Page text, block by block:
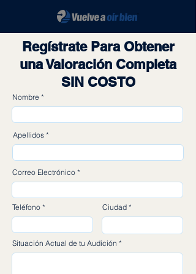
RegístratePara Obtener
una Valoración Completa
SIN COSTO
Nombre
Apellidos
Correo Electrónico
Teléfono Ciudad
Situación Actual de tu Audición